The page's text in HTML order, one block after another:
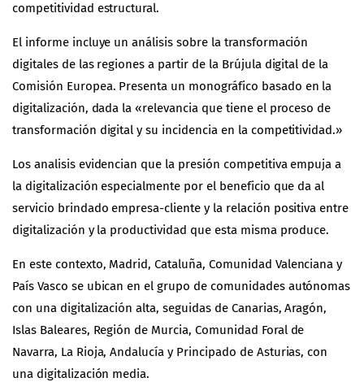
competitividad estructural.
El informe incluye un análisis sobre la transformación
digitales de las regiones a partir de la Brújula digital de la
Comisión Europea. Presenta un monográfico basado en la
digitalización, dada la «relevancia que tiene el proceso de
transformación digital y su incidencia en la competitividad.»
Los analisis evidencian que la presión competitiva empuja a
la digitalización especialmente por el beneficio que da al
servicio brindado empresa-cliente y la relación positiva entre
digitalización y la productividad que esta misma produce.
En este contexto, Madrid, Cataluña, Comunidad Valenciana y
País Vasco se ubican en el grupo de comunidades autónomas
con una digitalización alta, seguidas de Canarias, Aragón,
Islas Baleares, Región de Murcia, Comunidad Foral de
Navarra, La Rioja, Andalucía y Principado de Asturias, con
una digitalización media.